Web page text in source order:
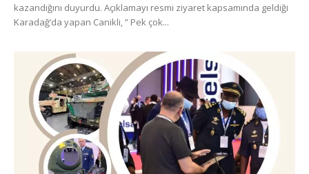
kazandığını duyurdu. Açıklamayı resmi ziyaret kapsamında geldiği
Karadağ’da yapan Canikli, ” Pek çok...